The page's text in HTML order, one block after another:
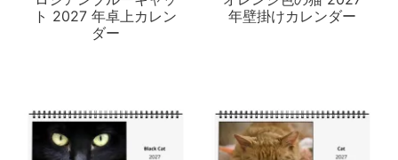
ト 2027 年卓上カレン
ダー
年壁掛けカレンダー